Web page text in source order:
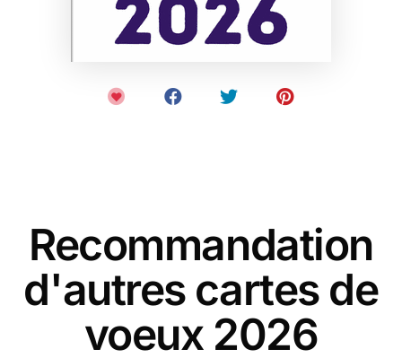
Recommandation
d'autres cartes de
voeux 2026